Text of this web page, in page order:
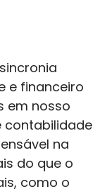
e financeiro
em nosso
contabilidade
na
do que o
como o